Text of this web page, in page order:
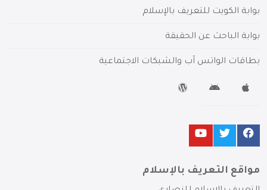
بوابة الكويت للتعريف بالإسلام
بوابة الباحث عن الحقيقة
بطاقات الواتس آب والشبكات الاجتماعية
مواقع التعريف بالإسلام